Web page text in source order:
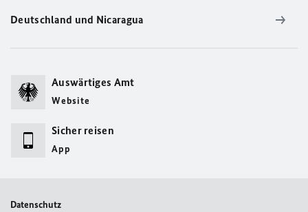
Deutschland und Nicaragua
Auswärtiges Amt
Website
Sicher reisen
App
Datenschutz